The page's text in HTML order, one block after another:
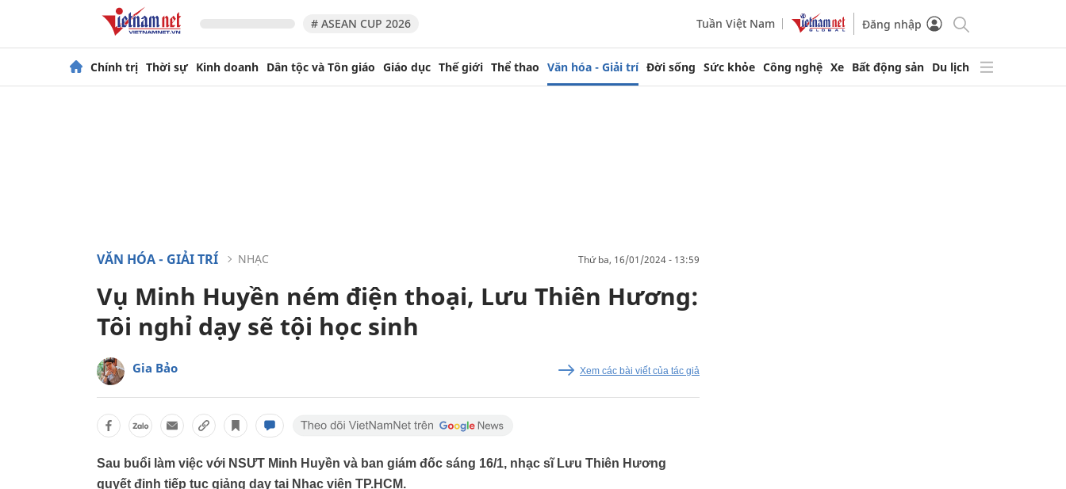
# ASEAN CUP 2026 Tuần Việt Nam Đăng nhập
Chính trị Thời sự Kinh doanh Dân tộc và Tôn giáo Giáo dục Thế giới Thể thao Văn hóa - Giải trí Đời sống Sức khỏe Công nghệ Xe Bất động sản Du lịch
VĂN HÓA - GIẢI TRÍ NHẠC thứ ba, 16/01/2024 - 13:59
Vụ Minh Huyền ném điện thoại, Lưu Thiên Hương:
Tôi nghỉ dạy sẽ tội học sinh
Gia Bảo Xem các bài viết của tác giả
Sau buổi làm việc với NSƯT Minh Huyền và ban giám đốc sáng 16/1, nhạc sĩ Lưu Thiên Hương
quyết định tiếp tục giảng dạy tại Nhạc viện TP.HCM.